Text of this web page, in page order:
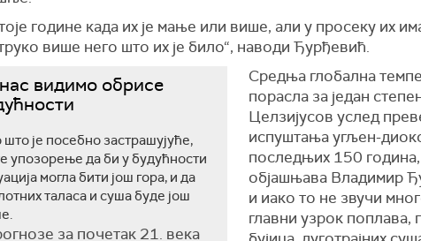
године када их је мање или више, али у просеку их
више него што их је било“, наводи Ђурђевић.
видимо обрисе
је посебно застрашујуће,
упозорење да би у будућности
могла бити још гора, и да
таласа и суша буде још
за почетак 21. века
Средња глобална
порасла за један
Целзијусов услед
испуштања угљен-
последњих 150 година,
објашњава Владимир
и иако то не звучи
главни узрок поплава,